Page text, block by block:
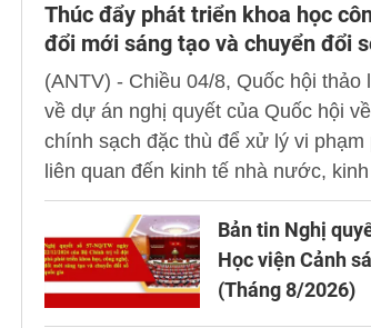
Thúc đẩy phát triển khoa học
đổi mới sáng tạo và chuyển đổi
(ANTV) - Chiều 04/8, Quốc hội thảo
về dự án nghị quyết của Quốc hội
chính sạch đặc thù để xử lý vi phạm
liên quan đến kinh tế nhà nước,
và ứng dụng khoa học công nghệ,
tạo và chuyển đổi số.Bản tin Nghị
Học viện Cảnh
(Tháng 8/2026)